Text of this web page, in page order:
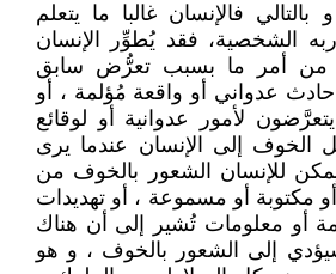
فالإنسان غالبا ما يتعلم
الشخصية، فقد يُطوِّر الإنسان
من أمر ما بسبب تعرُّض سابق
عدواني أو واقعة مُؤلمة ، أو
لأمور عدوانية أو لوقائع
الخوف إلى الإنسان عندما يرى
للإنسان الشعور بالخوف من
مكتوبة أو مسموعة ، أو تهديدات
أو معلومات تُشير إلى أن هناك
إلى الشعور بالخوف ، و هو